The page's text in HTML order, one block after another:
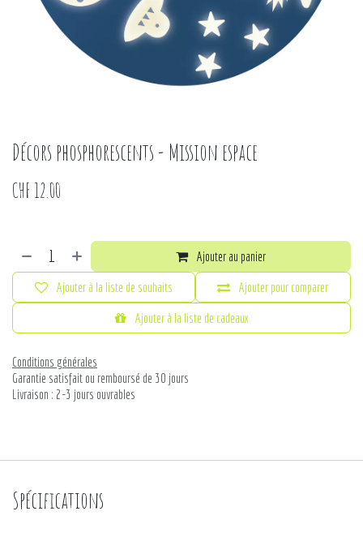
Décors phosphorescents - Mission espace
CHF 12.00
Ajouter au panier
Ajouter pour comparer
Ajouter à la liste de cadeaux
Ajouter à la liste de souhaits
Conditions générales
Garantie satisfait ou remboursé de 30 jours
Livraison : 2-3 jours ouvrables
Spécifications